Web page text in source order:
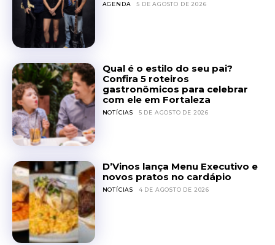
AGENDA 5 DE AGOSTO DE 2026
Qual é o estilo do seu pai?
Confira 5 roteiros
gastronômicos para celebrar
com ele em Fortaleza
NOTÍCIAS 5 DE AGOSTO DE 2026
D’Vinos lança Menu Executivo e
novos pratos no cardápio
NOTÍCIAS 4 DE AGOSTO DE 2026